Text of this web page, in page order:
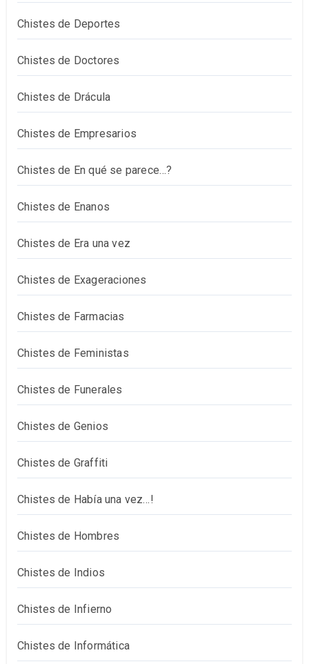
Chistes de Deportes
Chistes de Doctores
Chistes de Drácula
Chistes de Empresarios
Chistes de En qué se parece…?
Chistes de Enanos
Chistes de Era una vez
Chistes de Exageraciones
Chistes de Farmacias
Chistes de Feministas
Chistes de Funerales
Chistes de Genios
Chistes de Graffiti
Chistes de Había una vez…!
Chistes de Hombres
Chistes de Indios
Chistes de Infierno
Chistes de Informática